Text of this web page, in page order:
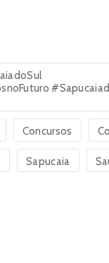
Concursos
Sapucaia